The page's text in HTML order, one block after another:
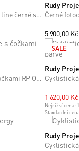
+5
Fotochromatické brýle Rudy Project Cutline černé se skly ImpactX™ Photochromic 2 Laser Purple
ONE SIZE
Rudy
5 900,00 Kč
+5
Sluneční brýle Rudy Project Cutline s čočkami RP Optics Multilaser Sunset
SALE
S M L
Rudy
1 620,00 Kč
Nejnižší cena:
Standardní
S M L
Rudy